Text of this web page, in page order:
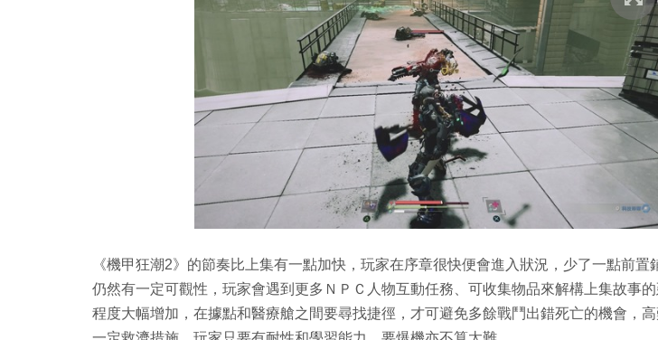
《機甲狂潮2》的節奏比上集有一點加快，玩家在序章很快便會進入狀況，少了一點前置
仍然有一定可觀性，玩家會遇到更多ＮＰＣ人物互動任務、可收集物品來解構上集故事
程度大幅增加，在據點和醫療艙之間要尋找捷徑，才可避免多餘戰鬥出錯死亡的機會，